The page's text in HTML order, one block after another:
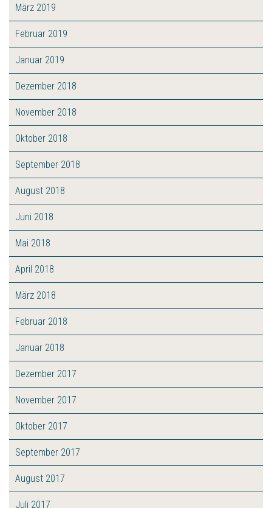
März 2019
Februar 2019
Januar 2019
Dezember 2018
November 2018
Oktober 2018
September 2018
August 2018
Juni 2018
Mai 2018
April 2018
März 2018
Februar 2018
Januar 2018
Dezember 2017
November 2017
Oktober 2017
September 2017
August 2017
Juli 2017